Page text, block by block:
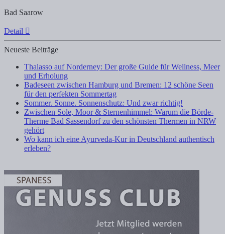
Bad Saarow
Detail
Neueste Beiträge
Thalasso auf Norderney: Der große Guide für Wellness, Meer
und Erholung
Badeseen zwischen Hamburg und Bremen: 12 schöne Seen
für den perfekten Sommertag
Sommer. Sonne. Sonnenschutz: Und zwar richtig!
Zwischen Sole, Moor & Sternenhimmel: Warum die Börde-
Therme Bad Sassendorf zu den schönsten Thermen in NRW
gehört
Wo kann ich eine Ayurveda-Kur in Deutschland authentisch
erleben?